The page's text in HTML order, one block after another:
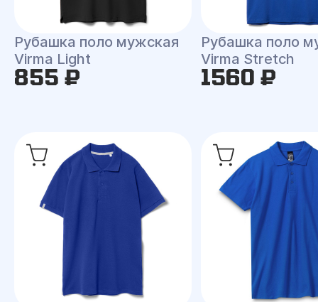
Рубашка поло мужская
Virma Light
855 ₽
Рубашка поло
Virma Stretch
1560 ₽